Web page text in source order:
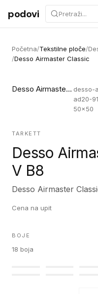
Preskoči na sadržaj
podovi
Početna/Tekstilne ploče/
/Desso Airmaster Classic
Desso Airmaster Ad20 9107-V B8 desso-
ad20-
50x50
TARKETT
Desso
V B8
Desso Airmaster
Cena na upit
BOJE
18 boja